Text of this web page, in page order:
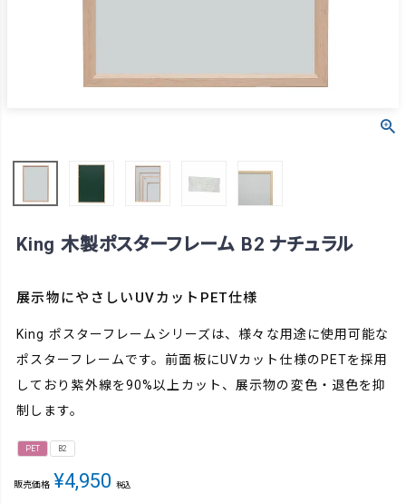
King 木製ポスターフレーム B2 ナチュラル
展示物にやさしいUVカットPET仕様
King ポスターフレームシリーズは、様々な用途に使用可能な
ポスターフレームです。前面板にUVカット仕様のPETを採用
しており紫外線を90%以上カット、展示物の変色・退色を抑
制します。
PET B2
販売価格 ¥4,950 税込